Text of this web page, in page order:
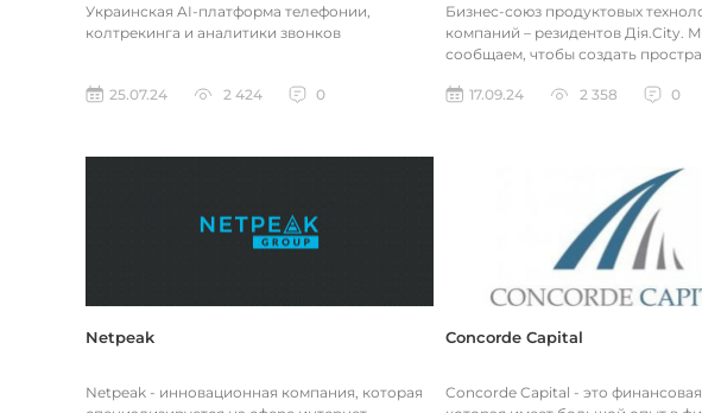
Украинская AI-платформа телефонии,
колтрекинга и аналитики звонков
25.07.24 2 424 0
Бизнес-союз продуктовых
компаний – резидентов Дія.City.
сообщаем, чтобы создать
17.09.24
2 358 0
Netpeak
Netpeak - инновационная компания, которая
Concorde Capital
Concorde Capital - это